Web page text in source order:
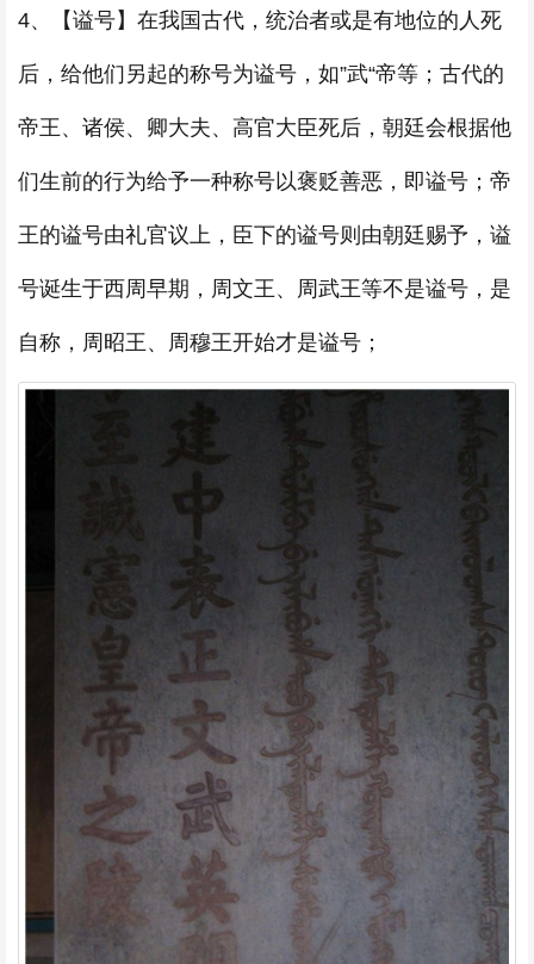
4、【谥号】在我国古代，统治者或是有地位的人死
后，给他们另起的称号为谥号，如”武“帝等；古代的
帝王、诸侯、卿大夫、高官大臣死后，朝廷会根据他
们生前的行为给予一种称号以褒贬善恶，即谥号；帝
王的谥号由礼官议上，臣下的谥号则由朝廷赐予，谥
号诞生于西周早期，周文王、周武王等不是谥号，是
自称，周昭王、周穆王开始才是谥号；